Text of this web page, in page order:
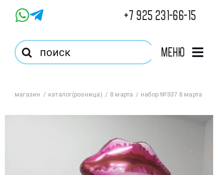
+7 925 231-66-15
Результат
поиска:
Меню
Магазин
магазин каталог(розница) 8 марта набор №337 8 марта